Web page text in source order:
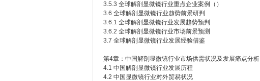
3.5.3 全球解剖显微镜行业重点企业案例（）
3.6 全球解剖显微镜行业趋势前景研判
3.6.1 全球解剖显微镜行业发展趋势预判
3.6.2 全球解剖显微镜行业市场前景预测
3.7 全球解剖显微镜行业发展经验借鉴
第4章：中国解剖显微镜行业市场供需状况及发展痛点分析
4.1 中国解剖显微镜行业发展历程
4.2 中国显微镜行业对外贸易状况